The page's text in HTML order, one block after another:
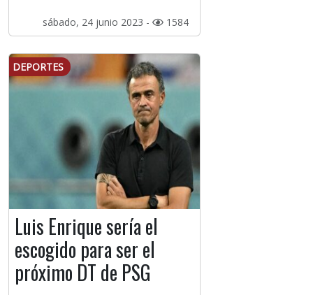
sábado, 24 junio 2023 - 1584
DEPORTES
Luis Enrique sería el
escogido para ser el
próximo DT de PSG